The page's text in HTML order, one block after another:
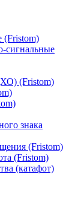
(Fristom)
сигнальные
(Fristom)
знака
(Fristom)
(Fristom)
(катафот)